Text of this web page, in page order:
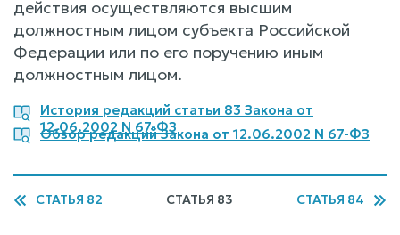
действия осуществляются высшим
должностным лицом субъекта Российской
Федерации или по его поручению иным
должностным лицом.
История редакций статьи 83 Закона от
12.06.2002 N 67-ФЗ
Обзор редакций Закона от 12.06.2002 N 67-ФЗ
СТАТЬЯ 82 СТАТЬЯ 83 СТАТЬЯ 84